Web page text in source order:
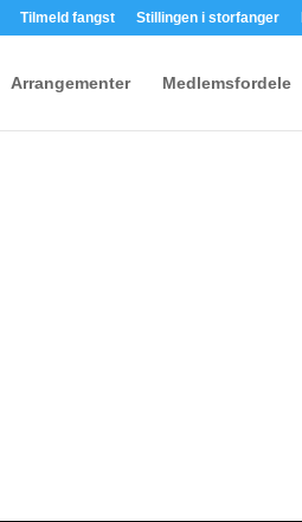
Tilmeld fangst Stillingen i storfanger
Arrangementer Medlemsfordele